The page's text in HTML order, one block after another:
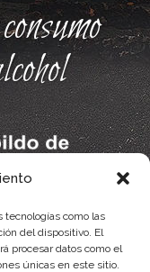
tecnologías como las
del dispositivo. El
procesar datos como el
únicas en este sitio.